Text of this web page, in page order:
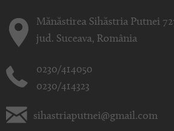
Mănăstirea Sihăstria Putnei
jud. Suceava, România
0230/414050
0230/414323
sihastriaputnei@gmail.com